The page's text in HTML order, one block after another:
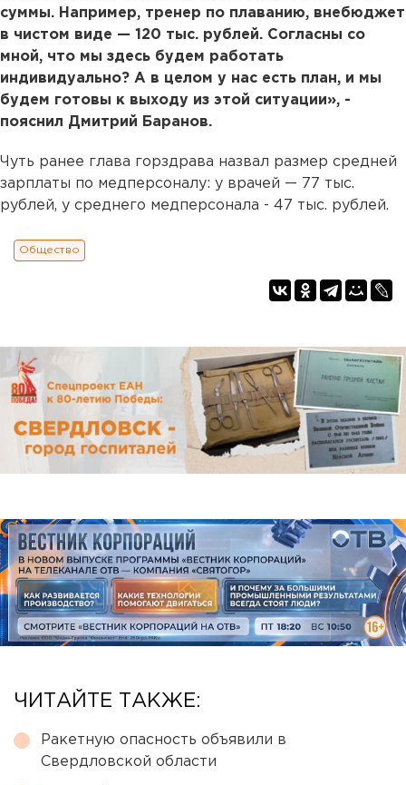
суммы. Например, тренер по плаванию, внебюджет
в чистом виде — 120 тыс. рублей. Согласны со
мной, что мы здесь будем работать
индивидуально? А в целом у нас есть план, и мы
будем готовы к выходу из этой ситуации», -
пояснил Дмитрий Баранов.
Чуть ранее глава горздрава назвал размер средней
зарплаты по медперсоналу: у врачей — 77 тыс.
рублей, у среднего медперсонала - 47 тыс. рублей.
Общество
ЧИТАЙТЕ ТАКЖЕ:
Ракетную опасность объявили в
Свердловской области